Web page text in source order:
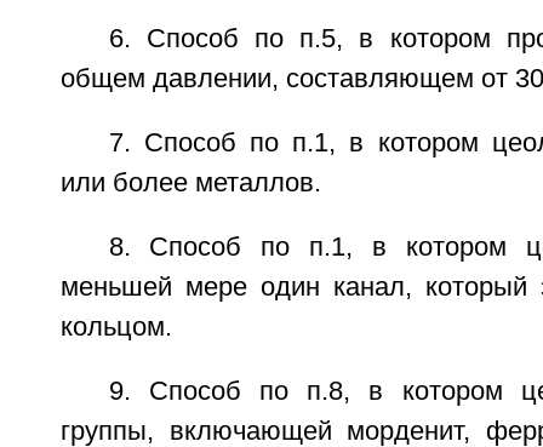
6. Способ по п.5, в котором
общем давлении, составляющем от
7. Способ по п.1, в котором
или более металлов.
8. Способ по п.1, в котором
меньшей мере один канал, который
кольцом.
9. Способ по п.8, в котором
группы, включающей морденит,